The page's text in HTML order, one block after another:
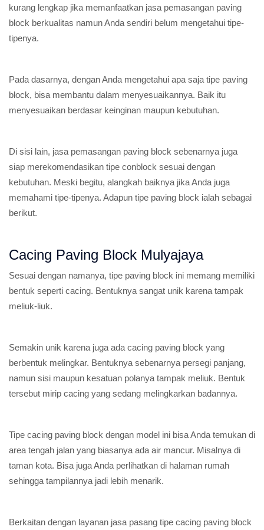
kurang lengkap jika memanfaatkan jasa pemasangan paving
block berkualitas namun Anda sendiri belum mengetahui tipe-
tipenya.
Pada dasarnya, dengan Anda mengetahui apa saja tipe paving
block, bisa membantu dalam menyesuaikannya. Baik itu
menyesuaikan berdasar keinginan maupun kebutuhan.
Di sisi lain, jasa pemasangan paving block sebenarnya juga
siap merekomendasikan tipe conblock sesuai dengan
kebutuhan. Meski begitu, alangkah baiknya jika Anda juga
memahami tipe-tipenya. Adapun tipe paving block ialah sebagai
berikut.
Cacing Paving Block Mulyajaya
Sesuai dengan namanya, tipe paving block ini memang memiliki
bentuk seperti cacing. Bentuknya sangat unik karena tampak
meliuk-liuk.
Semakin unik karena juga ada cacing paving block yang
berbentuk melingkar. Bentuknya sebenarnya persegi panjang,
namun sisi maupun kesatuan polanya tampak meliuk. Bentuk
tersebut mirip cacing yang sedang melingkarkan badannya.
Tipe cacing paving block dengan model ini bisa Anda temukan di
area tengah jalan yang biasanya ada air mancur. Misalnya di
taman kota. Bisa juga Anda perlihatkan di halaman rumah
sehingga tampilannya jadi lebih menarik.
Berkaitan dengan layanan jasa pasang tipe cacing paving block